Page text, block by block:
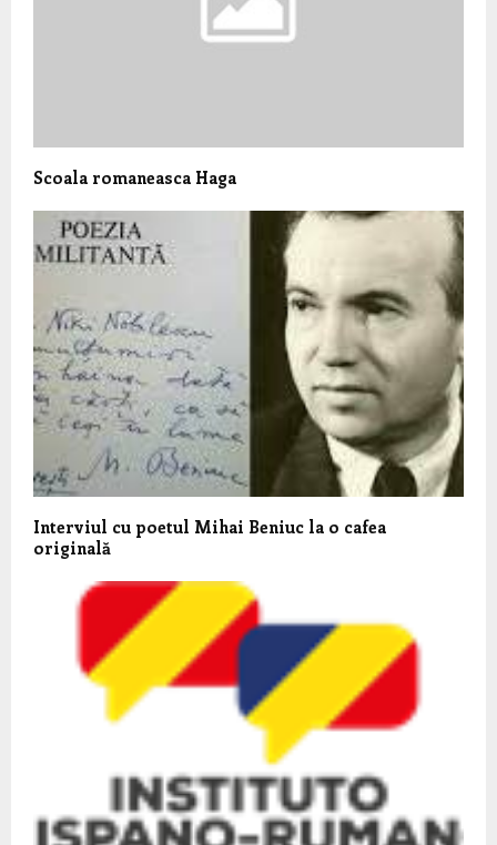
Scoala romaneasca Haga
Interviul cu poetul Mihai Beniuc la o cafea
originală